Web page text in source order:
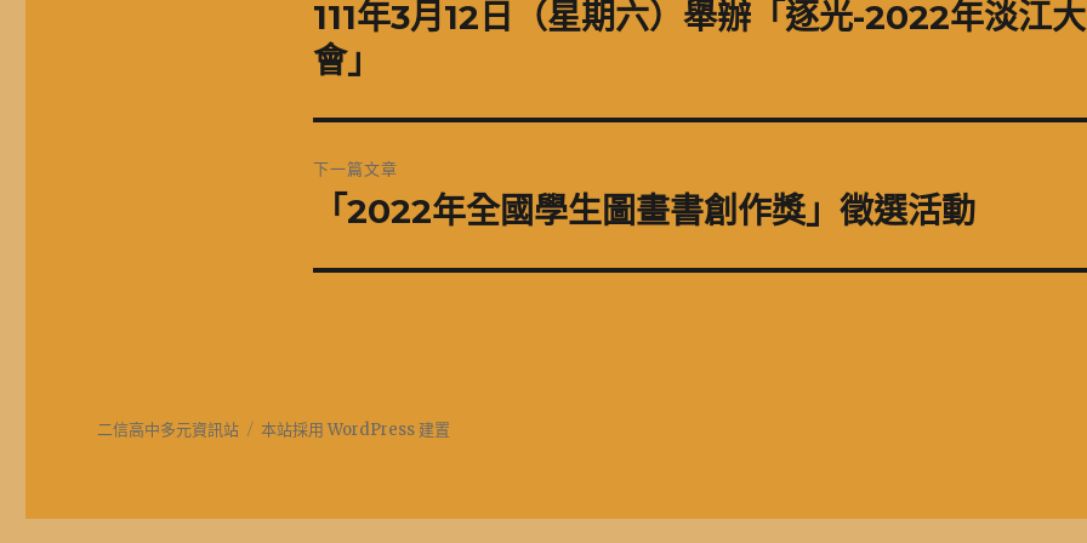
導
上
一
篇
文
111年3月12日（星期六）舉辦「逐光-2022年淡江
會」
下一篇文章
篇
「2022年全國學生圖畫書創作獎」徵選活動
二信高中多元資訊站 本站採用 WordPress 建置